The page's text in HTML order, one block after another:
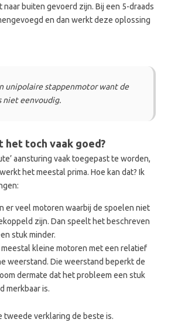
naar buiten gevoerd zijn. Bij een 5-draads
en dan werkt deze oplossing
unipolaire stappenmotor want de
niet eenvoudig.
het toch vaak goed?
aansturing vaak toegepast te worden,
het meestal prima. Hoe kan dat? Ik
er veel motoren waarbij de spoelen niet
zijn. Dan speelt het beschreven
stuk minder.
kleine motoren met een relatief
weerstand. Die weerstand beperkt de
dermate dat het probleem een stuk
merkbaar is.
tweede verklaring de beste is.